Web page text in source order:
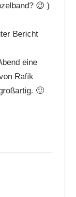
😉 )
Bericht
eine
Rafik
🙂